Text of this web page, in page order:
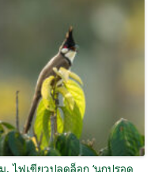
. ไฟเขียวปลดล็อก ‘นกปรอด